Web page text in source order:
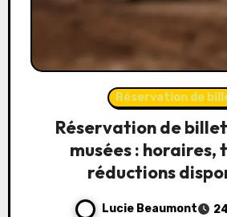
Réservation de
Réservation de
musées :
réductions
Lucie Beaumont